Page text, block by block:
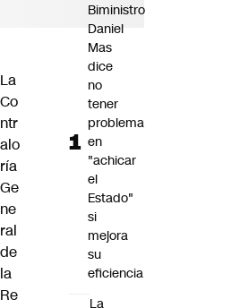
La
Co
ntr
alo
ría
Ge
ne
ral
de
la
Re
Biministro
Daniel
Mas
dice
no
tener
problema
en
"achicar
el
Estado"
si
mejora
su
eficiencia
La